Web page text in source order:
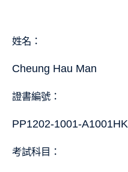
姓名：
Cheung Hau Man
證書編號：
PP1202-1001-A1001HK
考試科目：